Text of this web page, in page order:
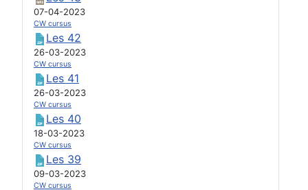
07-04-2023
CW cursus
Les 42
26-03-2023
CW cursus
Les 41
26-03-2023
CW cursus
Les 40
18-03-2023
CW cursus
Les 39
09-03-2023
CW cursus